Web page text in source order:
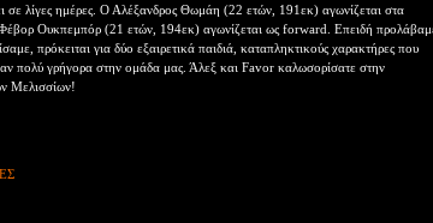
σε λίγες ημέρες. Ο Αλέξανδρος Θωμάη (22 ετών, 191εκ) αγωνίζεται στα
Ουκπεμπόρ (21 ετών, 194εκ) αγωνίζεται ως forward. Επειδή
πρόκειται για δύο εξαιρετικά παιδιά, καταπληκτικούς χαρακτήρες που
πολύ γρήγορα στην ομάδα μας. Άλεξ και Favor καλωσορίσατε στην
Μελισσίων!